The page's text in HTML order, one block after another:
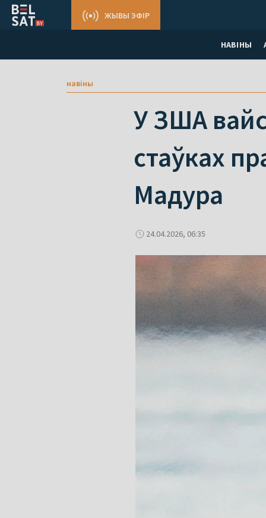
НАВІНЫ
ЖЫВЫ ЭФІР
навіны
У ЗША
стаўках
Мадура
24.04.2026, 06:35